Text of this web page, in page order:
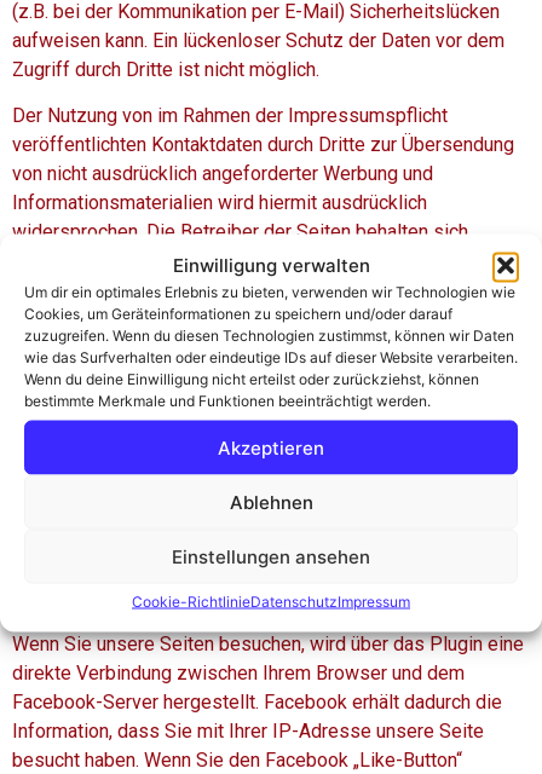
Einwilligung verwalten
Um dir ein optimales Erlebnis zu bieten, verwenden wir Technologien wie
Cookies, um Geräteinformationen zu speichern und/oder darauf
zuzugreifen. Wenn du diesen Technologien zustimmst, können wir Daten
wie das Surfverhalten oder eindeutige IDs auf dieser Website verarbeiten.
Wenn du deine Einwilligung nicht erteilst oder zurückziehst, können
bestimmte Merkmale und Funktionen beeinträchtigt werden.
Akzeptieren
Ablehnen
Einstellungen ansehen
Cookie-RichtlinieDatenschutzImpressum
(z.B. bei der Kommunikation per E-Mail) Sicherheitslücken
aufweisen kann. Ein lückenloser Schutz der Daten vor dem
Zugriff durch Dritte ist nicht möglich.
Der Nutzung von im Rahmen der Impressumspflicht
veröffentlichten Kontaktdaten durch Dritte zur Übersendung
von nicht ausdrücklich angeforderter Werbung und
Informationsmaterialien wird hiermit ausdrücklich
widersprochen. Die Betreiber der Seiten behalten sich
ausdrücklich rechtliche Schritte im Falle der unverlangten
Zusendung von Werbeinformationen, etwa durch Spam-Mails,
vor.
Datenschutzerklärung für die Nutzung von Facebook-
Plugins (Like-Button)
Auf unseren Seiten sind Plugins des sozialen Netzwerks
Facebook, 1601 South California Avenue, Palo Alto, CA
94304, USA integriert. Die Facebook-Plugins erkennen Sie an
auf unserer Seite. Eine Übersicht über die Facebook-Plugins
http://developers.facebook.com/docs/plugins/
Wenn Sie unsere Seiten besuchen, wird über das Plugin eine
direkte Verbindung zwischen Ihrem Browser und dem
Facebook-Server hergestellt. Facebook erhält dadurch die
Information, dass Sie mit Ihrer IP-Adresse unsere Seite
besucht haben. Wenn Sie den Facebook „Like-Button“